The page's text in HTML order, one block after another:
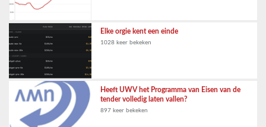
Elke orgie kent een einde
1028 keer bekeken
Heeft UWV het Programma van Eisen van de
tender volledig laten vallen?
897 keer bekeken